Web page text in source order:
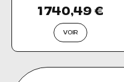
1 740,49 €
VOIR